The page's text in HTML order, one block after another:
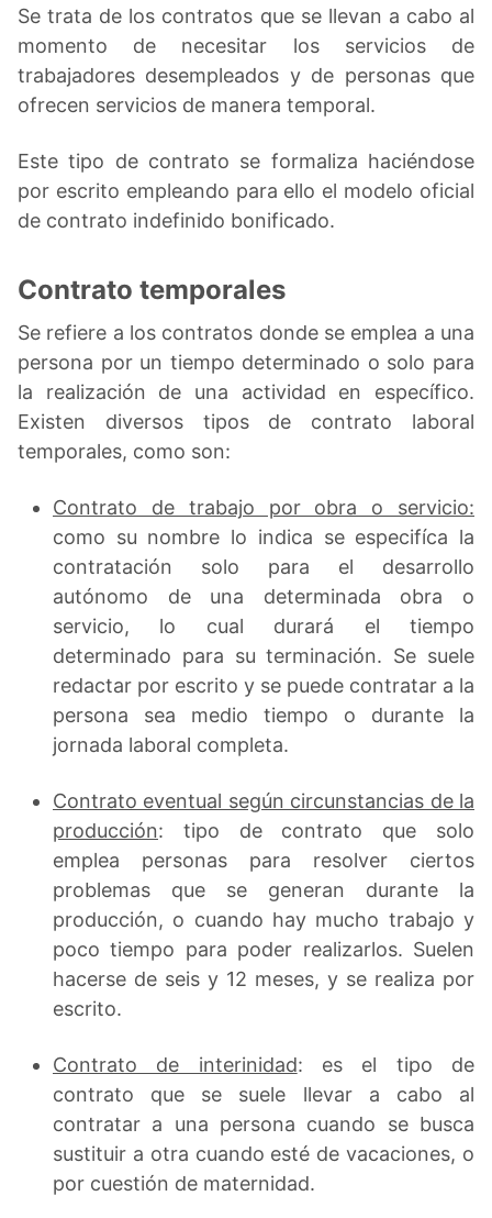
Se trata de los contratos que se llevan a cabo al
momento de necesitar los servicios de
trabajadores desempleados y de personas que
ofrecen servicios de manera temporal.
Este tipo de contrato se formaliza haciéndose
por escrito empleando para ello el modelo oficial
de contrato indefinido bonificado.
Contrato temporales
Se refiere a los contratos donde se emplea a una
persona por un tiempo determinado o solo para
la realización de una actividad en específico.
Existen diversos tipos de contrato laboral
temporales, como son:
Contrato de trabajo por obra o servicio:
como su nombre lo indica se especifíca la
contratación solo para el desarrollo
autónomo de una determinada obra o
servicio, lo cual durará el tiempo
determinado para su terminación. Se suele
redactar por escrito y se puede contratar a la
persona sea medio tiempo o durante la
jornada laboral completa.
Contrato eventual según circunstancias de la
producción: tipo de contrato que solo
emplea personas para resolver ciertos
problemas que se generan durante la
producción, o cuando hay mucho trabajo y
poco tiempo para poder realizarlos. Suelen
hacerse de seis y 12 meses, y se realiza por
escrito.
Contrato de interinidad: es el tipo de
contrato que se suele llevar a cabo al
contratar a una persona cuando se busca
sustituir a otra cuando esté de vacaciones, o
por cuestión de maternidad.